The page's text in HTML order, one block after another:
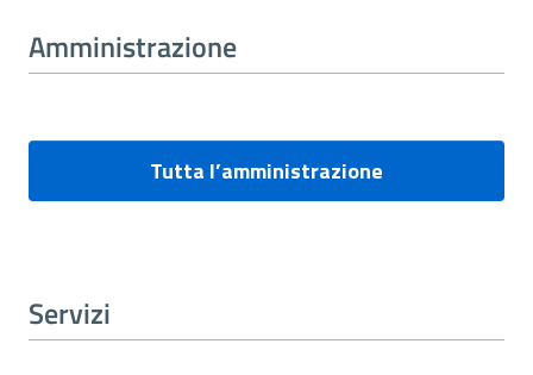
Amministrazione
Tutta l’amministrazione
Servizi